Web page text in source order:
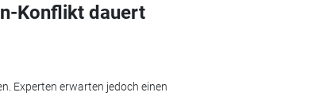
Konflikt dauert
Experten erwarten jedoch einen